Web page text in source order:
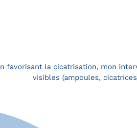
favorisant la cicatrisation, mon
visibles (ampoules,